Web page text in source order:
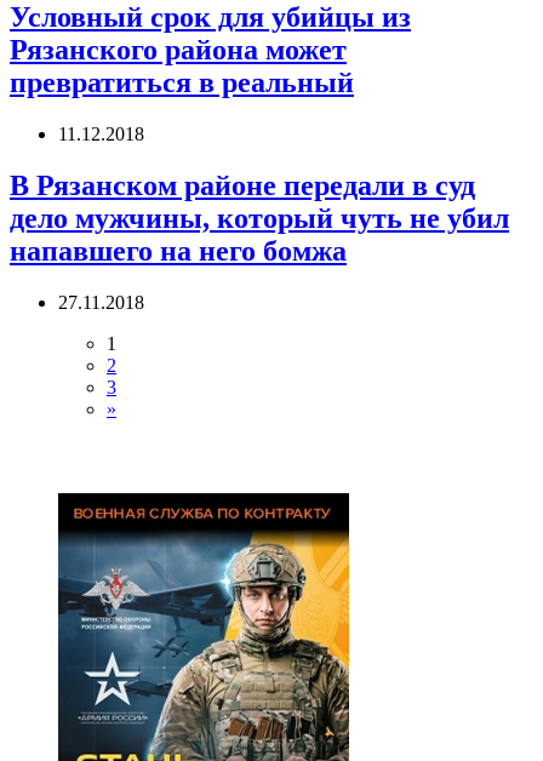
Условный срок для убийцы из
Рязанского района может
превратиться в реальный
11.12.2018
В Рязанском районе передали в суд
дело мужчины, который чуть не убил
напавшего на него бомжа
27.11.2018
1
2
3
»